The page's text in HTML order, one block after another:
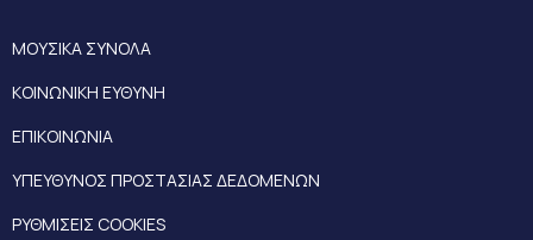
ΜΟΥΣΙΚΑ ΣΥΝΟΛΑ
ΚΟΙΝΩΝΙΚΗ ΕΥΘΥΝΗ
ΕΠΙΚΟΙΝΩΝΙΑ
ΥΠΕΥΘΥΝΟΣ ΠΡΟΣΤΑΣΙΑΣ ΔΕΔΟΜΕΝΩΝ
ΡΥΘΜΙΣΕΙΣ COOKIES